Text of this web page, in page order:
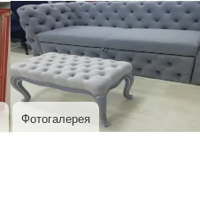
Фотогалерея